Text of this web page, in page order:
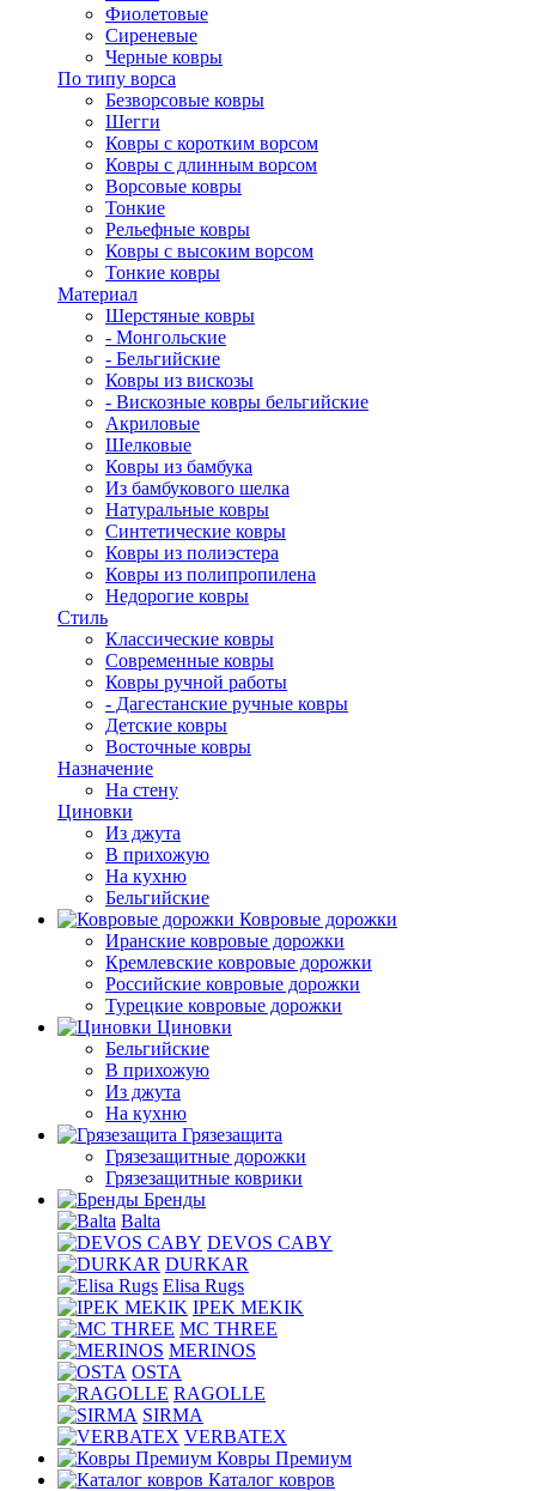
Фиолетовые
Сиреневые
Черные ковры
По типу ворса
Безворсовые ковры
Шегги
Ковры с коротким ворсом
Ковры с длинным ворсом
Ворсовые ковры
Тонкие
Рельефные ковры
Ковры с высоким ворсом
Тонкие ковры
Материал
Шерстяные ковры
- Монгольские
- Бельгийские
Ковры из вискозы
- Вискозные ковры бельгийские
Акриловые
Шелковые
Ковры из бамбука
Из бамбукового шелка
Натуральные ковры
Синтетические ковры
Ковры из полиэстера
Ковры из полипропилена
Недорогие ковры
Стиль
Классические ковры
Современные ковры
Ковры ручной работы
- Дагестанские ручные ковры
Детские ковры
Восточные ковры
Назначение
На стену
Циновки
Из джута
В прихожую
На кухню
Бельгийские
Ковровые дорожки
Иранские ковровые дорожки
Кремлевские ковровые дорожки
Российские ковровые дорожки
Турецкие ковровые дорожки
Циновки
Бельгийские
В прихожую
Из джута
На кухню
Грязезащита
Грязезащитные дорожки
Грязезащитные коврики
Бренды
Balta
DEVOS CABY
DURKAR
Elisa Rugs
IPEK MEKIK
MC THREE
MERINOS
OSTA
RAGOLLE
SIRMA
VERBATEX
Ковры Премиум
Каталог ковров